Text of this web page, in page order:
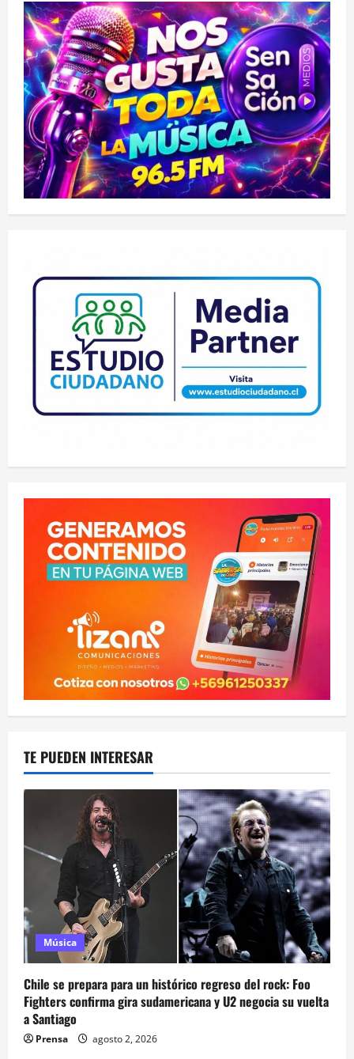
TE PUEDEN INTERESAR
Música
Chile se prepara para un histórico regreso del rock: Foo
Fighters confirma gira sudamericana y U2 negocia su vuelta
a Santiago
Prensa agosto 2, 2026